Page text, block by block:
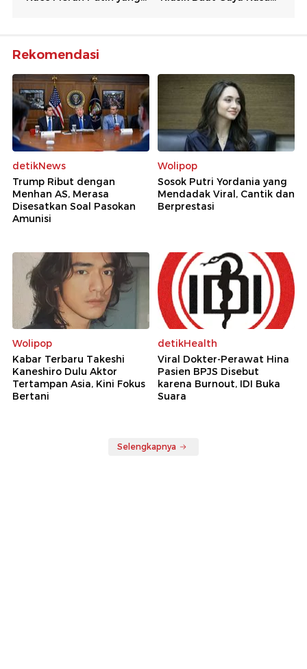
Rekomendasi
detikNews
Trump Ribut dengan
Menhan AS, Merasa
Disesatkan Soal Pasokan
Amunisi
Wolipop
Sosok Putri Yordania yang
Mendadak Viral, Cantik dan
Berprestasi
Wolipop
Kabar Terbaru Takeshi
Kaneshiro Dulu Aktor
Tertampan Asia, Kini Fokus
Bertani
detikHealth
Viral Dokter-Perawat Hina
Pasien BPJS Disebut
karena Burnout, IDI Buka
Suara
Selengkapnya